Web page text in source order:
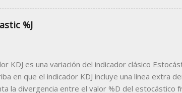
más común de programa cliente compatible con
las macros de Microsoft, podemos diseñar
desde la famosa hoja de cálculo datos como
Ejemplo Descarga H...
%J
KDJ es una variación del indicador clásico
en que el indicador KDJ incluye una línea extra
la divergencia entre el valor %D del estocástico